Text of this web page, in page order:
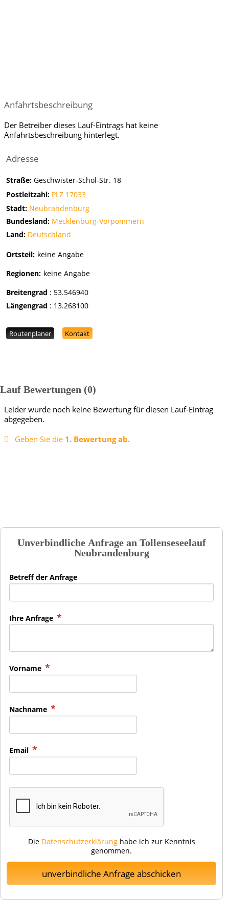
Anfahrtsbeschreibung
Der Betreiber dieses Lauf-Eintrags hat keine
Anfahrtsbeschreibung hinterlegt.
Adresse
Straße: Geschwister-Schol-Str. 18
Postleitzahl: PLZ 17033
Stadt: Neubrandenburg
Bundesland: Mecklenburg-Vorpommern
Land: Deutschland
Ortsteil: keine Angabe
Regionen: keine Angabe
Breitengrad : 53.546940
Längengrad : 13.268100
Routenplaner Kontakt
Lauf Bewertungen 0
Leider wurde noch keine Bewertung für diesen Lauf-Eintrag
abgegeben.
Geben Sie die 1. Bewertung ab.
Unverbindliche Anfrage an Tollenseseelauf
Neubrandenburg
Betreff der Anfrage
Ihre Anfrage
Vorname
Nachname
Email
Die Datenschutzerklärunghabe ich zur Kenntnis
genommen.
unverbindliche Anfrage abschicken